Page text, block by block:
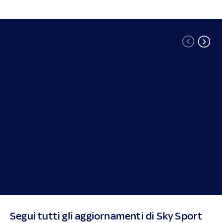
Segui tutti gli aggiornamenti di Sky Sport